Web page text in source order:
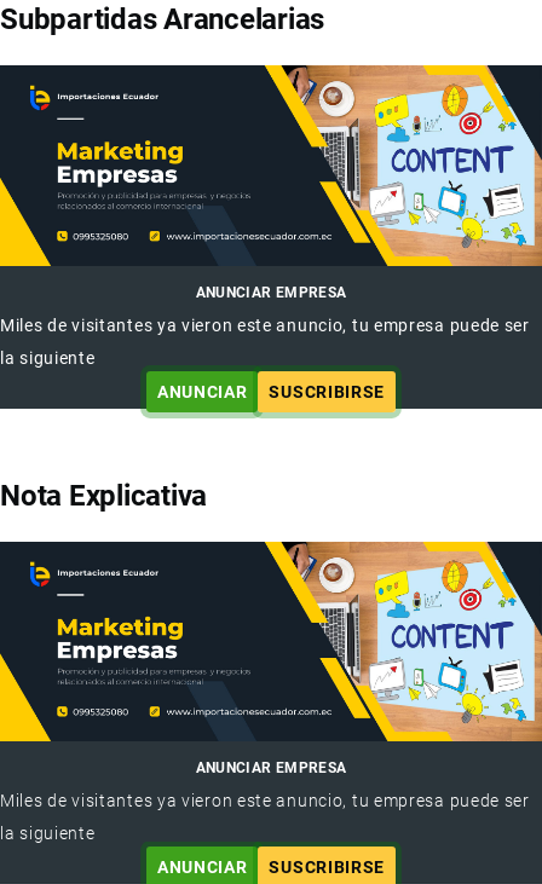
Subpartidas Arancelarias
ANUNCIAR EMPRESA
Miles de visitantes ya vieron este anuncio, tu empresa puede ser
la siguiente
ANUNCIAR
SUSCRIBIRSE
Nota Explicativa
ANUNCIAR EMPRESA
Miles de visitantes ya vieron este anuncio, tu empresa puede ser
la siguiente
ANUNCIAR
SUSCRIBIRSE